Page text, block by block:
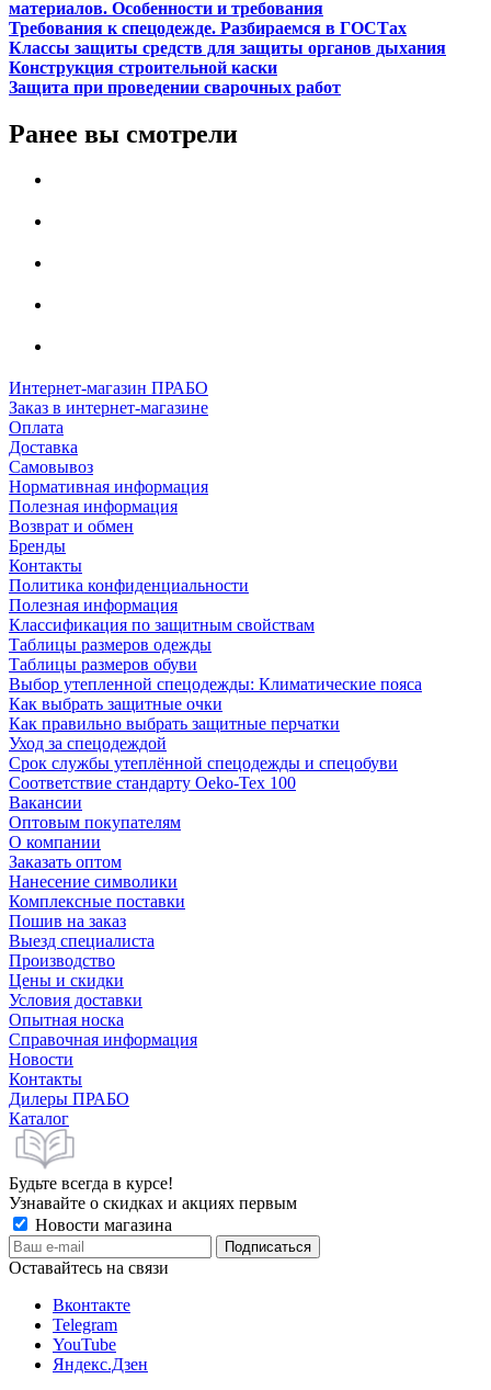
материалов. Особенности и требования
Требования к спецодежде. Разбираемся в ГОСТах
Классы защиты средств для защиты органов дыхания
Конструкция строительной каски
Защита при проведении сварочных работ
Ранее вы смотрели
Интернет-магазин ПРАБО
Заказ в интернет-магазине
Оплата
Доставка
Самовывоз
Нормативная информация
Полезная информация
Возврат и обмен
Бренды
Контакты
Политика конфиденциальности
Полезная информация
Классификация по защитным свойствам
Таблицы размеров одежды
Таблицы размеров обуви
Выбор утепленной спецодежды: Климатические пояса
Как выбрать защитные очки
Как правильно выбрать защитные перчатки
Уход за спецодеждой
Срок службы утеплённой спецодежды и спецобуви
Соответствие стандарту Oeko-Tex 100
Вакансии
Оптовым покупателям
О компании
Заказать оптом
Нанесение символики
Комплексные поставки
Пошив на заказ
Выезд специалиста
Производство
Цены и скидки
Условия доставки
Опытная носка
Справочная информация
Новости
Контакты
Дилеры ПРАБО
Каталог
Будьте всегда в курсе!
Узнавайте о скидках и акциях первым
Новости магазина
Оставайтесь на связи
Вконтакте
Telegram
YouTube
Яндекс.Дзен